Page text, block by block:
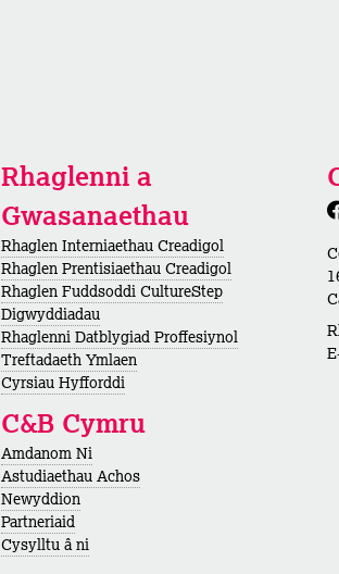
Rhaglenni a
Gwasanaethau
Rhaglen Interniaethau Creadigol
Rhaglen Prentisiaethau Creadigol
Rhaglen Fuddsoddi CultureStep
Digwyddiadau
Rhaglenni Datblygiad Proffesiynol
Treftadaeth Ymlaen
Cyrsiau Hyfforddi
C&B Cymru
Amdanom Ni
Astudiaethau Achos
Newyddion
Partneriaid
Cysylltu â ni